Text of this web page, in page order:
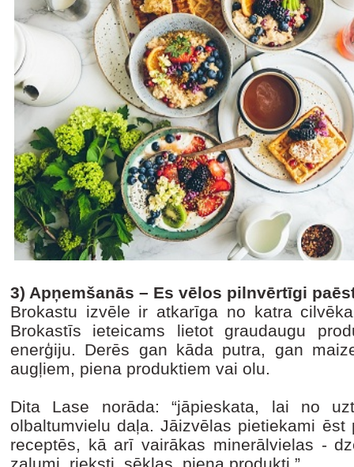
3) Apņemšanās – Es vēlos pilnvērtīgi
Brokastu izvēle ir atkarīga no katra
Brokastīs ieteicams lietot graudaugu
enerģiju. Derēs gan kāda putra, gan
augļiem, piena produktiem vai olu.
Dita Lase norāda: “jāpieskata, lai no
olbaltumvielu daļa. Jāizvēlas pietiekami
receptēs, kā arī vairākas minerālvielas -